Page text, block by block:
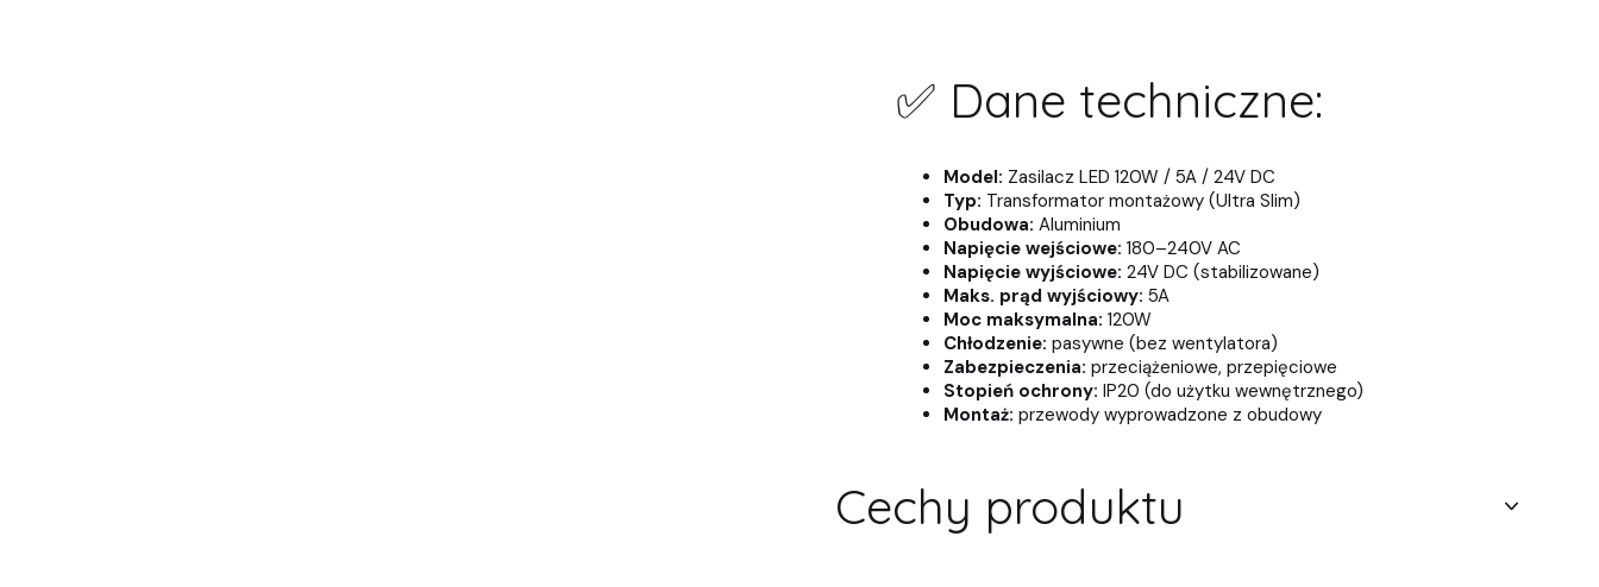
✅ Dane techniczne:
Model: Zasilacz LED 120W / 5A / 24V DC
Typ: Transformator montażowy (Ultra Slim)
Obudowa: Aluminium
Napięcie wejściowe: 180–240V AC
Napięcie wyjściowe: 24V DC (stabilizowane)
Maks. prąd wyjściowy: 5A
Moc maksymalna: 120W
Chłodzenie: pasywne (bez wentylatora)
Zabezpieczenia: przeciążeniowe, przepięciowe
Stopień ochrony: IP20 (do użytku wewnętrznego)
Montaż: przewody wyprowadzone z obudowy
Cechy produktu